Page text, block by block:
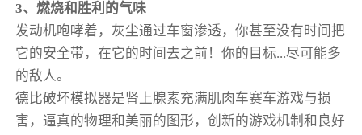
3、燃烧和胜利的气味
发动机咆哮着，灰尘通过车窗渗透，你甚至没有时间把
它的安全带，在它的时间去之前！你的目标...尽可能多
的敌人。
德比破坏模拟器是肾上腺素充满肌肉车赛车游戏与损
害，逼真的物理和美丽的图形，创新的游戏机制和良好